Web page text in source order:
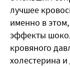
лучшее
именно в
эффекты
кровяного
холестерина